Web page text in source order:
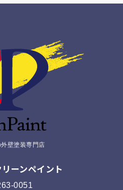
壁塗装専門店
ーンペイント
0051